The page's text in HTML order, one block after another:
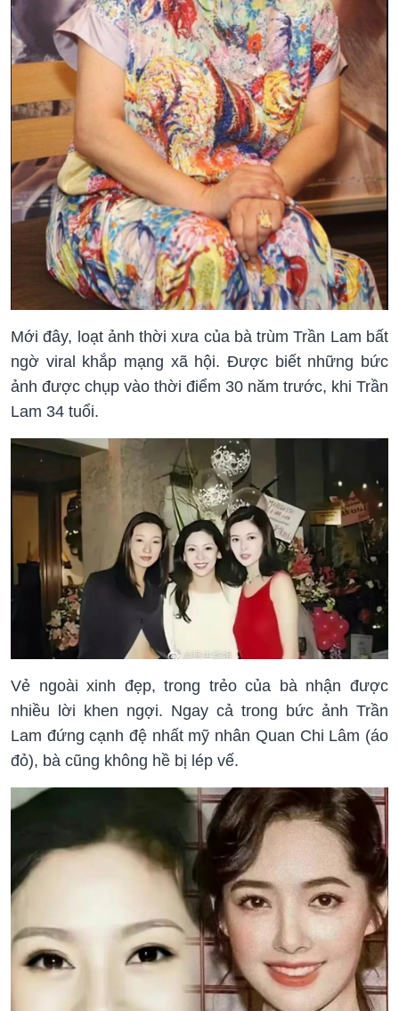
Mới đây, loạt ảnh thời xưa của bà trùm Trần Lam bất
ngờ viral khắp mạng xã hội. Được biết những bức
ảnh được chụp vào thời điểm 30 năm trước, khi Trần
Lam 34 tuổi.
Vẻ ngoài xinh đẹp, trong trẻo của bà nhận được
nhiều lời khen ngợi. Ngay cả trong bức ảnh Trần
Lam đứng cạnh đệ nhất mỹ nhân Quan Chi Lâm (áo
đỏ), bà cũng không hề bị lép vế.